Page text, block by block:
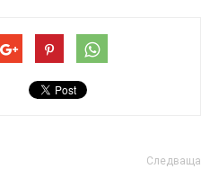
Следваща